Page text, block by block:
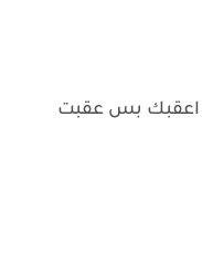
اعقبك بس عقبت